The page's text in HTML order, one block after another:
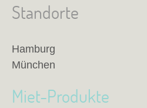
Standorte
Hamburg
München
Miet-Produkte